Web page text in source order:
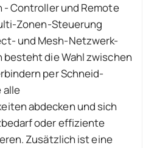
Controller und Remote
Zonen-Steuerung
und Mesh-Netzwerk-
besteht die Wahl zwischen
per Schneid-
alle
abdecken und sich
oder effiziente
Zusätzlich ist eine